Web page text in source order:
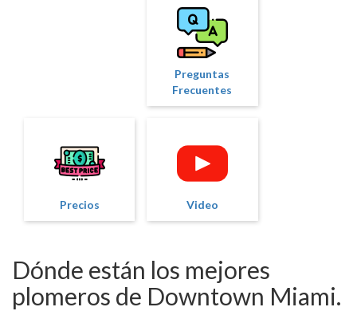
Preguntas
Frecuentes
Precios Video
Dónde están los mejores
plomeros de Downtown Miami.